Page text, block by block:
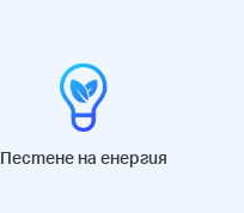
Пестене на енергия